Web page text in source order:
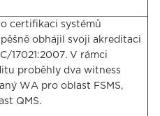
certifikaci systémů
obhájil svoji akreditaci
17021:2007. V rámci
proběhly dva witness
WA pro oblast FSMS,
QMS.